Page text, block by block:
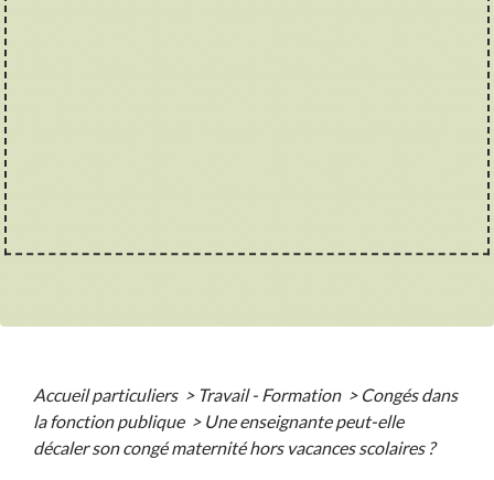
Accueil particuliers > Travail - Formation > Congés dans
la fonction publique > Une enseignante peut-elle
décaler son congé maternité hors vacances scolaires ?